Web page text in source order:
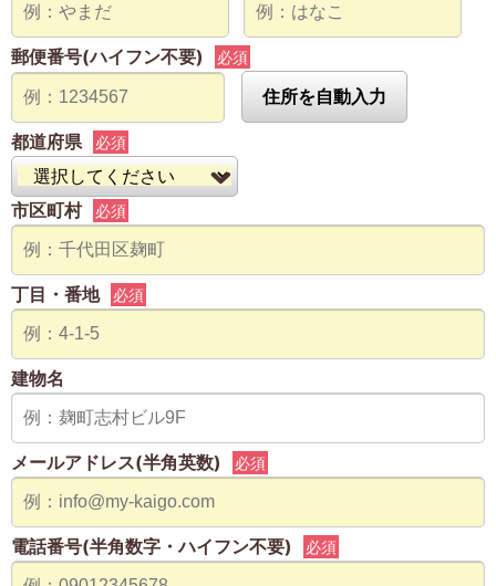
郵便番号(ハイフン不要) 必須
住所を自動入力
都道府県 必須
市区町村 必須
丁目・番地 必須
建物名
メールアドレス(半角英数) 必須
電話番号(半角数字・ハイフン不要) 必須